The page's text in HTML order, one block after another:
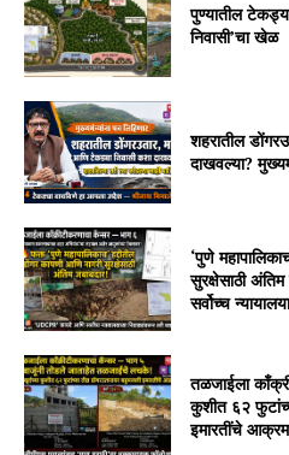
पुण्यातील
निवासी’चा खेळ
शहरातील
दाखवल्या?
‘पुणे
सुरक्षेसाठी
सर्वोच्च
तळजाईला
कुशीत ६२
इमारतींचे